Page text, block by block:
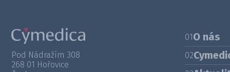
Pod Nádražím 308
268 01 Hořovice
01O nás
02